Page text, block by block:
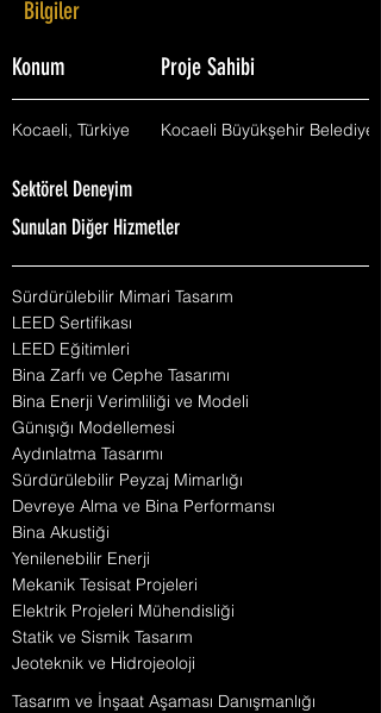
Bilgiler
Konum Proje Sahibi
Kocaeli, Türkiye Kocaeli Büyükşehir Belediyesi
Sektörel Deneyim
Sunulan Diğer Hizmetler
Sürdürülebilir Mimari Tasarım
LEED Sertifikası
LEED Eğitimleri
Bina Zarfı ve Cephe Tasarımı
Bina Enerji Verimliliği ve Modeli
Günışığı Modellemesi
Aydınlatma Tasarımı
Sürdürülebilir Peyzaj Mimarlığı
Devreye Alma ve Bina Performansı
Bina Akustiği
Yenilenebilir Enerji
Mekanik Tesisat Projeleri
Elektrik Projeleri Mühendisliği
Statik ve Sismik Tasarım
Jeoteknik ve Hidrojeoloji
Tasarım ve İnşaat Aşaması Danışmanlığı